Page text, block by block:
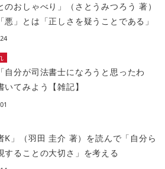
のおしゃべり」（さとうみつろう 著）
悪」とは「正しさを疑うことである」
自分が司法書士になろうと思ったわ
いてみよう【雑記】
K」（羽田 圭介 著）を読んで「自分ら
することの大切さ」を考える